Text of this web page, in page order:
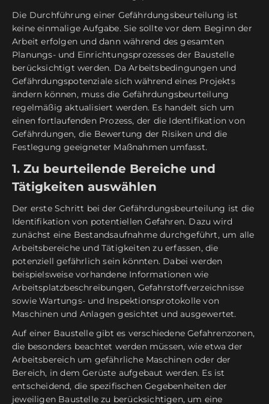
Die Durchführung einer Gefährdungsbeurteilung ist
keine einmalige Aufgabe. Sie sollte vor dem Beginn der
Arbeit erfolgen und dann während des gesamten
Planungs- und Einrichtungsprozesses der Baustelle
berücksichtigt werden. Da Arbeitsbedingungen und
Gefährdungspotenziale sich während eines Projekts
ändern können, muss die Gefährdungsbeurteilung
regelmäßig aktualisiert werden. Es handelt sich um
einen fortlaufenden Prozess, der die Identifikation von
Gefährdungen, die Bewertung der Risiken und die
Festlegung geeigneter Maßnahmen umfasst.
1. Zu beurteilende Bereiche und
Tätigkeiten auswählen
Der erste Schritt bei der Gefährdungsbeurteilung ist die
Identifikation von potentiellen Gefahren. Dazu wird
zunächst eine Bestandsaufnahme durchgeführt, um alle
Arbeitsbereiche und Tätigkeiten zu erfassen, die
potenziell gefährlich sein könnten. Dabei werden
beispielsweise vorhandene Informationen wie
Arbeitsplatzbeschreibungen, Gefahrstoffverzeichnisse
sowie Wartungs- und Inspektionsprotokolle von
Maschinen und Anlagen gesichtet und ausgewertet.
Auf einer Baustelle gibt es verschiedene Gefahrenzonen,
die besonders beachtet werden müssen, wie etwa der
Arbeitsbereich um gefährliche Maschinen oder der
Bereich, in dem Gerüste aufgebaut werden. Es ist
entscheidend, die spezifischen Gegebenheiten der
jeweiligen Baustelle zu berücksichtigen, um eine